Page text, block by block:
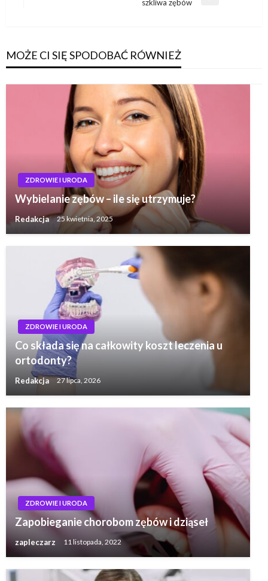
szkliwa zębów
MOŻE CI SIĘ SPODOBAĆ RÓWNIEŻ
ZDROWIE I URODA
Wybielanie zębów – ile się utrzymuje?
Redakcja 25 kwietnia, 2025
ZDROWIE I URODA
Co składa się na całkowity koszt leczenia u
ortodonty?
Redakcja 27 lipca, 2026
ZDROWIE I URODA
Zapobieganie chorobom zębów i dziąseł
zapleczarz 11 listopada, 2022